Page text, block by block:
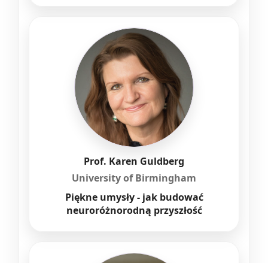
Prof. Karen Guldberg
University of Birmingham
Piękne umysły - jak budować
neuroróżnorodną przyszłość